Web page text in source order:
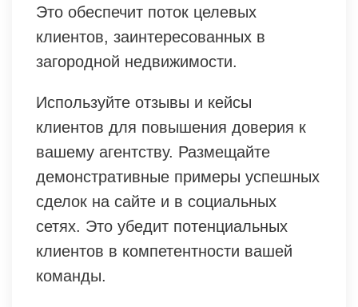
Это обеспечит поток целевых
клиентов, заинтересованных в
загородной недвижимости.
Используйте отзывы и кейсы
клиентов для повышения доверия к
вашему агентству. Размещайте
демонстративные примеры успешных
сделок на сайте и в социальных
сетях. Это убедит потенциальных
клиентов в компетентности вашей
команды.